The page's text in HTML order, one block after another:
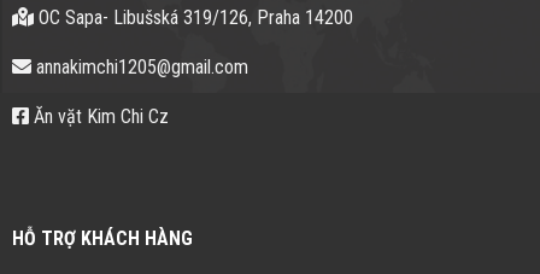
OC Sapa- Libušská 319/126, Praha 14200
annakimchi1205@gmail.com
Ăn vặt Kim Chi Cz
HỖ TRỢ KHÁCH HÀNG